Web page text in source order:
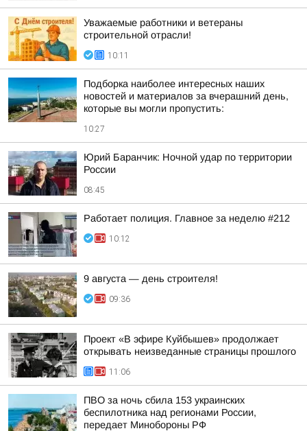
Уважаемые работники и ветераны
строительной отрасли!
10:11
Подборка наиболее интересных наших
новостей и материалов за вчерашний день,
которые вы могли пропустить:
10:27
Юрий Баранчик: Ночной удар по территории
России
08:45
Работает полиция. Главное за неделю #212
10:12
9 августа — день строителя!
09:36
Проект «В эфире Куйбышев» продолжает
открывать неизведанные страницы прошлого
11:06
ПВО за ночь сбила 153 украинских
беспилотника над регионами России,
передает Минобороны РФ